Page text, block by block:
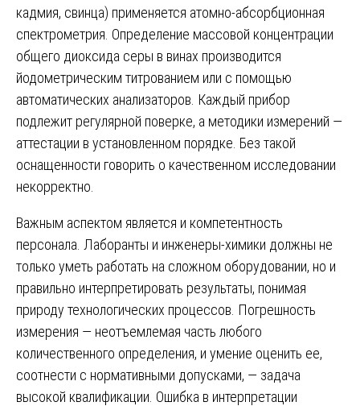
кадмия, свинца) применяется атомно-абсорбционная
спектрометрия. Определение массовой концентрации
общего диоксида серы в винах производится
йодометрическим титрованием или с помощью
автоматических анализаторов. Каждый прибор
подлежит регулярной поверке, а методики измерений —
аттестации в установленном порядке. Без такой
оснащенности говорить о качественном исследовании
некорректно.
Важным аспектом является и компетентность
персонала. Лаборанты и инженеры-химики должны не
только уметь работать на сложном оборудовании, но и
правильно интерпретировать результаты, понимая
природу технологических процессов. Погрешность
измерения — неотъемлемая часть любого
количественного определения, и умение оценить ее,
соотнести с нормативными допусками, — задача
высокой квалификации. Ошибка в интерпретации